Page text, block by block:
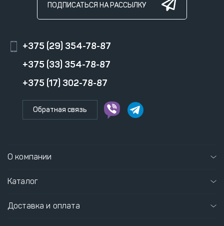
ПОДПИСАТЬСЯ НА РАССЫЛКУ
+375 (29) 354-78-87
+375 (33) 354-78-87
+375 (17) 302-78-87
Обратная связь
О компании
Каталог
Доставка и оплата